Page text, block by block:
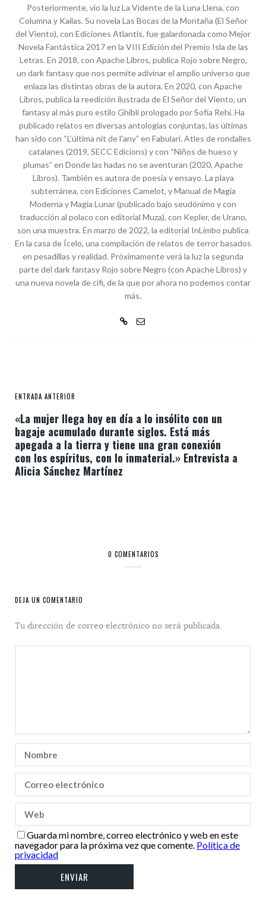
Posteriormente, vio la luz La Vidente de la Luna Llena, con
Columna y Kailas. Su novela Las Bocas de la Montaña (El Señor
del Viento), con Ediciones Atlantis, fue galardonada como Mejor
Novela Fantástica 2017 en la VIII Edición del Premio Isla de las
Letras. En 2018, con Apache Libros, publica Rojo sobre Negro,
un dark fantasy que nos permite adivinar el amplio universo que
enlaza las distintas obras de la autora. En 2020, con Apache
Libros, publica la reedición ilustrada de El Señor del Viento, un
fantasy al más puro estilo Ghibli prologado por Sofía Rehi. Ha
publicado relatos en diversas antologías conjuntas, las últimas
han sido con “L’última nit de l’any” en Fabulari. Atles de rondalles
catalanes (2019, SECC Edicions) y con “Niños de hueso y
plumas” en Donde las hadas no se aventuran (2020, Apache
Libros). También es autora de poesía y ensayo. La playa
subterránea, con Ediciones Camelot, y Manual de Magia
Moderna y Magia Lunar (publicado bajo seudónimo y con
traducción al polaco con editorial Muza), con Kepler, de Urano,
son una muestra. En marzo de 2022, la editorial InLimbo publica
En la casa de Ícelo, una compilación de relatos de terror basados
en pesadillas y realidad. Próximamente verá la luz la segunda
parte del dark fantasy Rojo sobre Negro (con Apache Libros) y
una nueva novela de cifi, de la que por ahora no podemos contar
más.
ENTRADA ANTERIOR
«La mujer llega hoy en día a lo insólito con un
bagaje acumulado durante siglos. Está más
apegada a la tierra y tiene una gran conexión
con los espíritus, con lo inmaterial.» Entrevista a
Alicia Sánchez Martínez
0 COMENTARIOS
DEJA UN COMENTARIO
Tu dirección de correo electrónico no será publicada.
Guarda mi nombre, correo electrónico y web en este
navegador para la próxima vez que comente. Política de
privacidad